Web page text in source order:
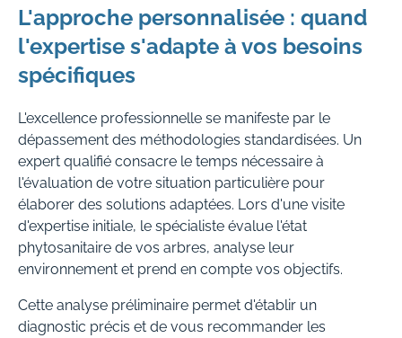
L'approche personnalisée : quand
l'expertise s'adapte à vos besoins
spécifiques
L'excellence professionnelle se manifeste par le
dépassement des méthodologies standardisées. Un
expert qualifié consacre le temps nécessaire à
l'évaluation de votre situation particulière pour
élaborer des solutions adaptées. Lors d'une visite
d'expertise initiale, le spécialiste évalue l'état
phytosanitaire de vos arbres, analyse leur
environnement et prend en compte vos objectifs.
Cette analyse préliminaire permet d'établir un
diagnostic précis et de vous recommander les